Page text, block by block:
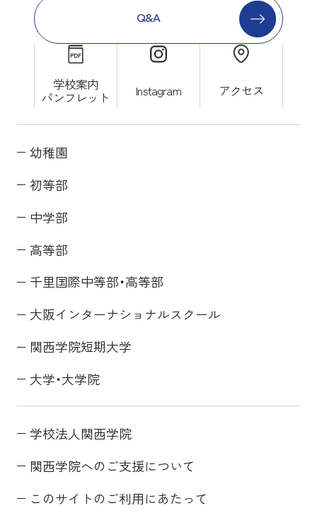
Q&A
学校案内
パンフレット Instagram アクセス
幼稚園
初等部
中学部
高等部
千里国際中等部・高等部
大阪インターナショナルスクール
関西学院短期大学
大学・大学院
学校法人関西学院
関西学院へのご支援について
このサイトのご利用にあたって